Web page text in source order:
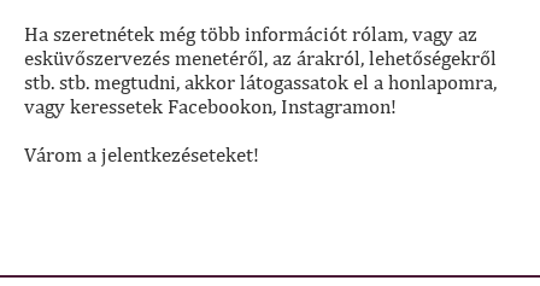
Ha szeretnétek még több információt rólam, vagy az
esküvőszervezés menetéről, az árakról, lehetőségekről
stb. stb. megtudni, akkor látogassatok el a honlapomra,
vagy keressetek Facebookon, Instagramon!
Várom a jelentkezéseteket!